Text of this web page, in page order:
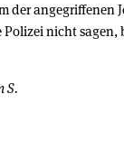
der angegriffenen
nicht sagen,
S.